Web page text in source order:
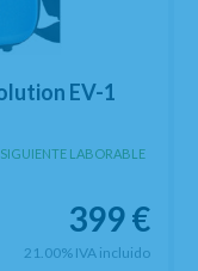
EV-1
LABORABLE
399€
21.00% IVA incluido